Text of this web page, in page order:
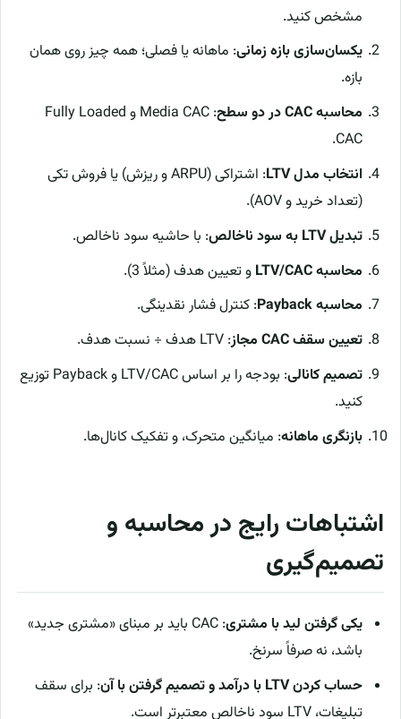
مشخص کنید.
یکسان‌سازی بازه زمانی: ماهانه یا فصلی؛ همه چیز روی همان
بازه.
محاسبه CAC در دو سطح
: Media CAC و Fully Loaded
CAC.
انتخاب مدل LTV
: اشتراکی (ARPU و ریزش) یا فروش تکی
(تعداد خرید و AOV).
تبدیل LTV به سود ناخالص
: با حاشیه سود ناخالص.
محاسبه LTV/CAC
و تعیین هدف (مثلاً 3).
محاسبه Payback
: کنترل فشار نقدینگی.
تعیین سقف CAC مجاز
: LTV هدف ÷ نسبت هدف.
تصمیم کانالی
: بودجه را بر اساس LTV/CAC و Payback توزیع
کنید.
بازنگری ماهانه: میانگین متحرک، و تفکیک کانال‌ها.
اشتباهات رایج در محاسبه و
تصمیم‌گیری
یکی گرفتن لید با مشتری
: CAC باید بر مبنای «مشتری جدید»
باشد، نه صرفاً سرنخ.
حساب کردن LTV با درآمد و تصمیم گرفتن با آن
: برای سقف
تبلیغات، LTV سود ناخالص معتبرتر است.